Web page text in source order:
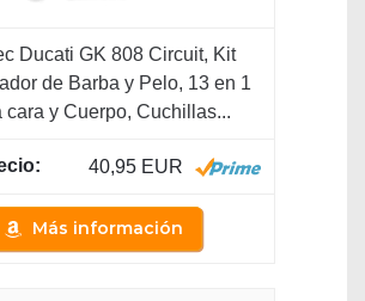
Ducati GK 808 Circuit, Kit
de Barba y Pelo, 13 en 1
cara y Cuerpo, Cuchillas...
40,95 EUR
Más información